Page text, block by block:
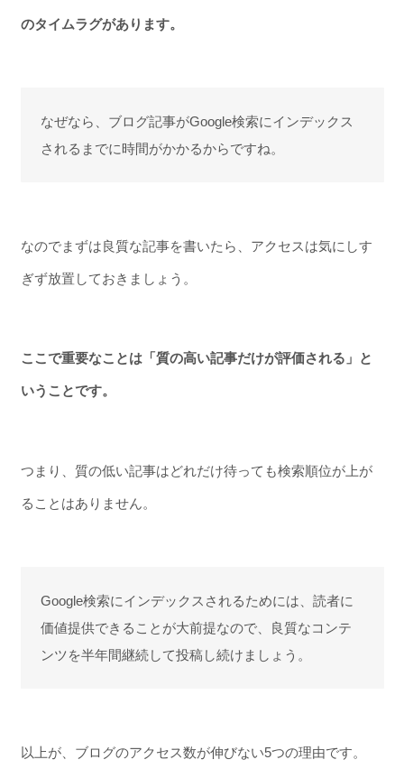
のタイムラグがあります。
なぜなら、ブログ記事がGoogle検索にインデックス
されるまでに時間がかかるからですね。
なのでまずは良質な記事を書いたら、アクセスは気にしす
ぎず放置しておきましょう。
ここで重要なことは「質の高い記事だけが評価される」と
いうことです。
つまり、質の低い記事はどれだけ待っても検索順位が上が
ることはありません。
Google検索にインデックスされるためには、読者に
価値提供できることが大前提なので、良質なコンテ
ンツを半年間継続して投稿し続けましょう。
以上が、ブログのアクセス数が伸びない5つの理由です。